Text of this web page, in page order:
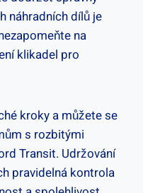
náhradních dílů‌ je
​na
klikadel pro
kroky a můžete se
s ⁣rozbitými
Transit. Udržování
pravidelná kontrola